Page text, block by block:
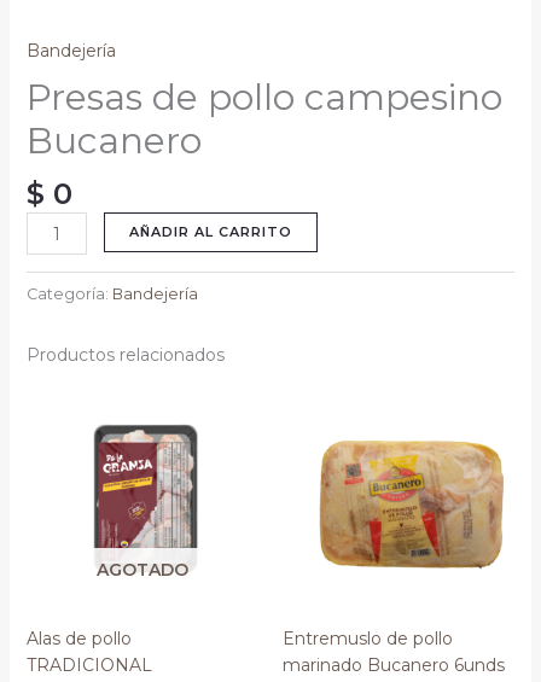
Bandejería
Presas de pollo campesino
Bucanero
$ 0
AÑADIR AL CARRITO
Categoría: Bandejería
Productos relacionados
AGOTADO
Alas de pollo
TRADICIONAL
Entremuslo de pollo
marinado Bucanero 6unds